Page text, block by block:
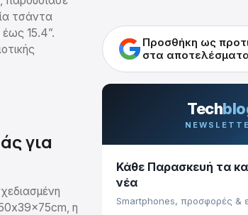
τσάντα
15.4”.
για
η
Προσθήκη ως
στα
Tech
Κάθε Παρασκευή τα
νέα
Smartphones, προσφορές &